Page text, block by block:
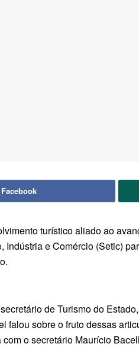
Facebook
turístico aliado ao
Indústria e Comércio (Setic)
de Turismo do
falou sobre o fruto dessas
com o secretário Maurício